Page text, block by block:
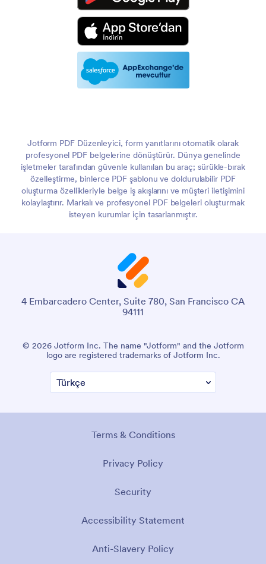
Jotform PDF Düzenleyici, form yanıtlarını otomatik olarak
profesyonel PDF belgelerine dönüştürür. Dünya genelinde
işletmeler tarafından güvenle kullanılan bu araç; sürükle-bırak
özelleştirme, binlerce PDF şablonu ve doldurulabilir PDF
oluşturma özellikleriyle belge iş akışlarını ve müşteri iletişimini
kolaylaştırır. Markalı ve profesyonel PDF belgeleri oluşturmak
isteyen kurumlar için tasarlanmıştır.
4 Embarcadero Center, Suite 780, San Francisco CA
94111
© 2026 Jotform Inc. The name "Jotform" and the Jotform
logo are registered trademarks of Jotform Inc.
Terms & Conditions
Privacy Policy
Security
Accessibility Statement
Anti-Slavery Policy